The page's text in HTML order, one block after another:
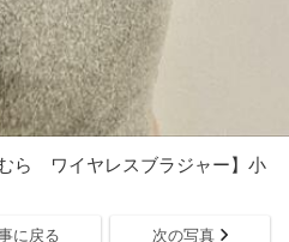
ら ワイヤレスブラジャー】小
に戻る 次の写真